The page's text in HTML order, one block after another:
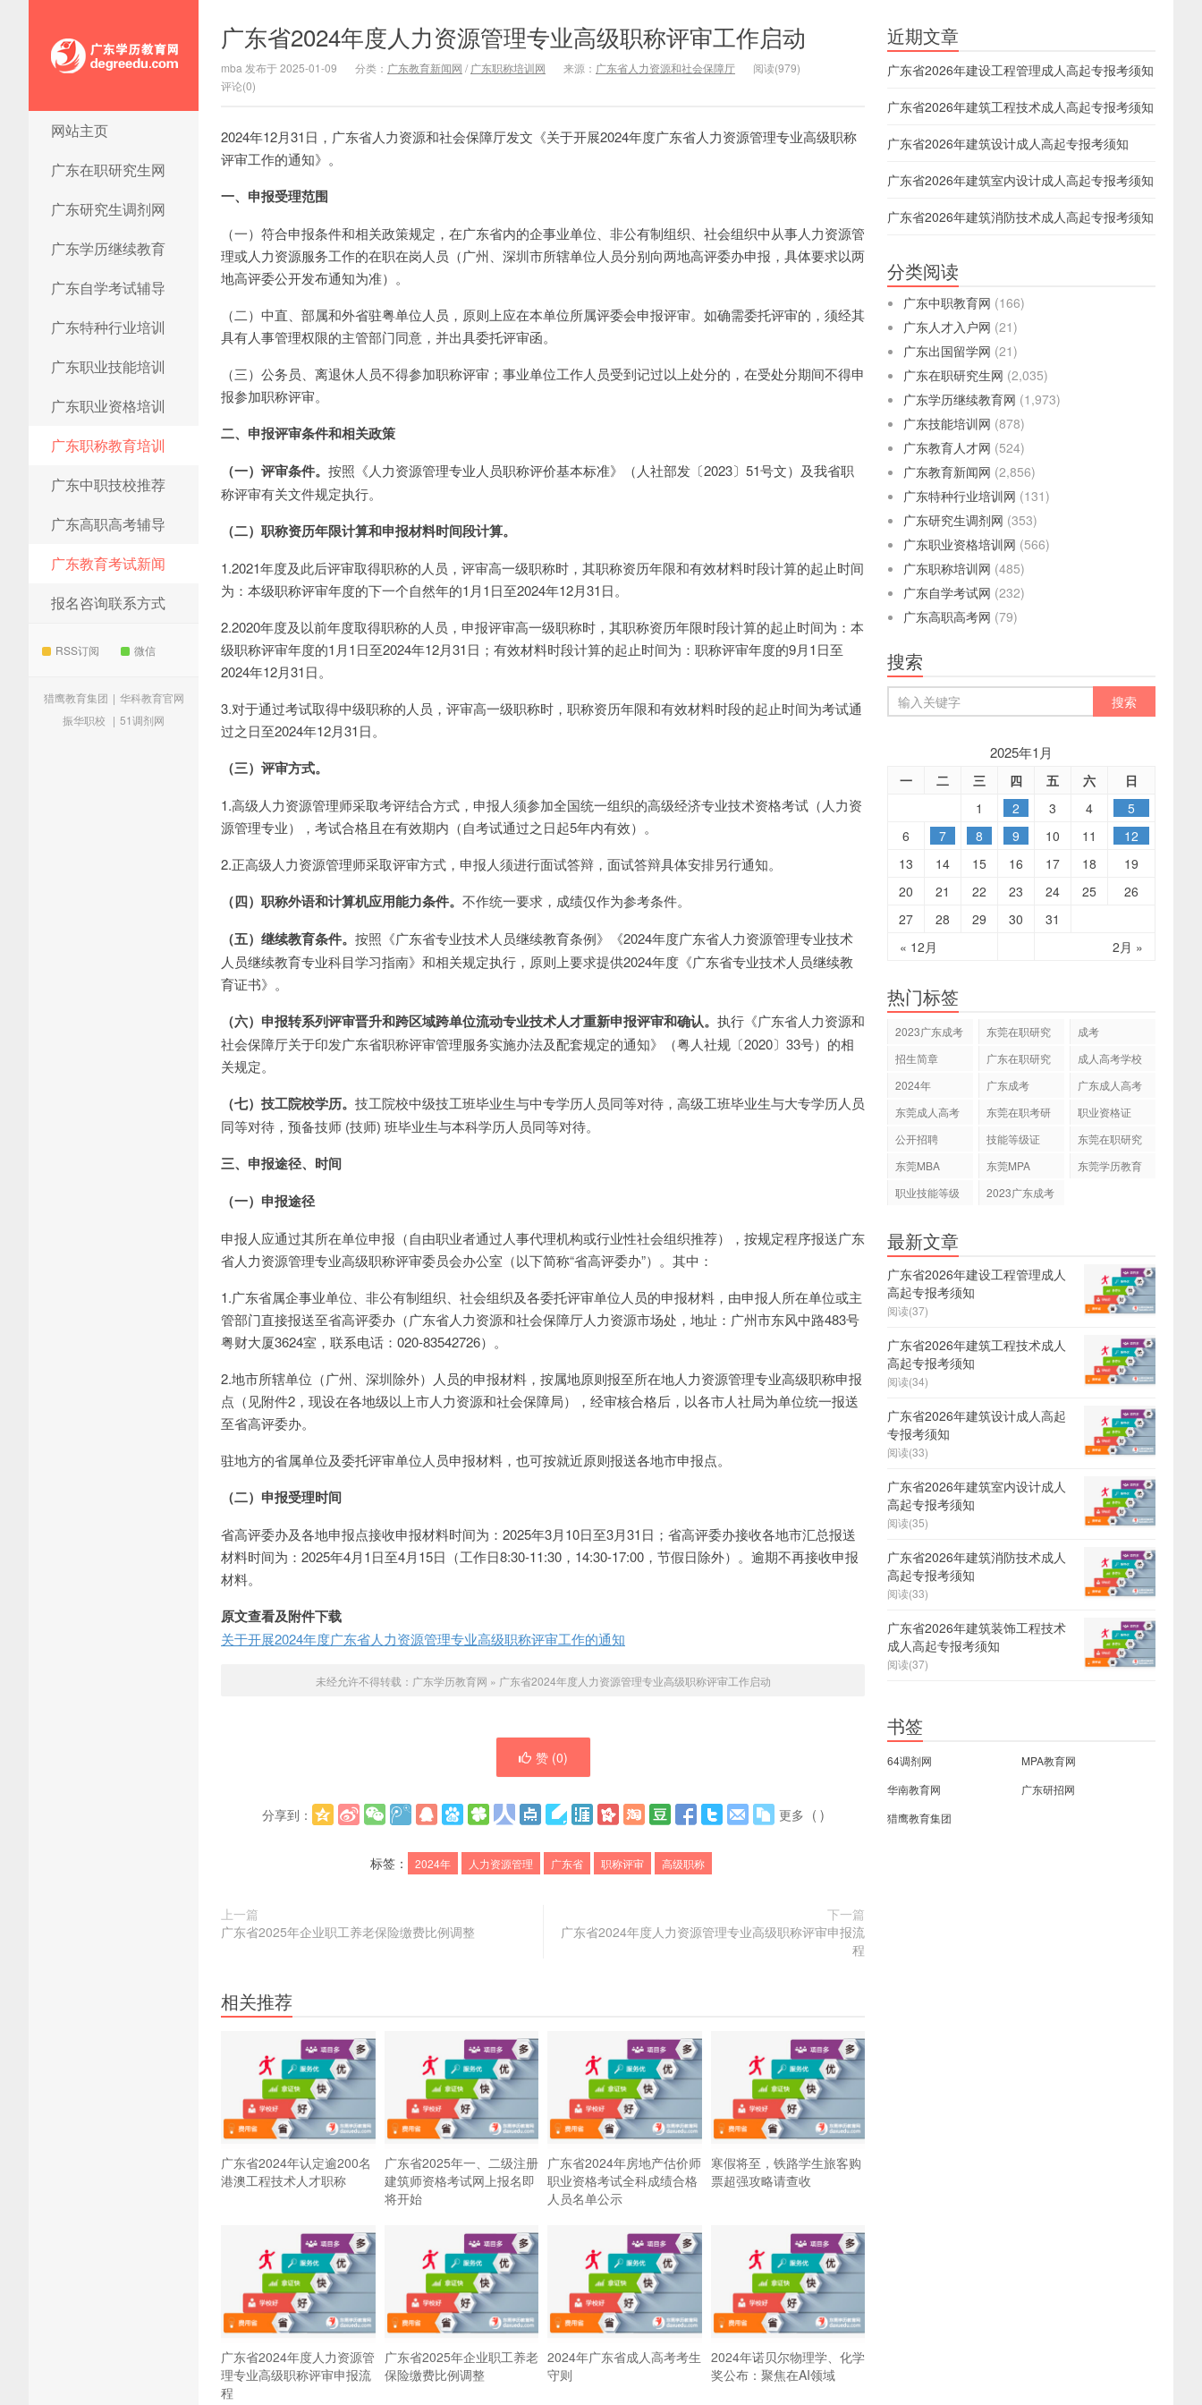
广东学历教育网
网站主页
广东在职研究生网
广东研究生调剂网
广东学历继续教育
广东自学考试辅导
广东特种行业培训
广东职业技能培训
广东职业资格培训
广东职称教育培训
广东中职技校推荐
广东高职高考辅导
广东教育考试新闻
报名咨询联系方式
RSS订阅 微信
猎鹰教育集团 | 华科教育官网
振华职校 | 51调剂网
广东省2024年度人力资源管理专业高级职称评审工作启动
mba 发布于 2025-01-09 分类： 广东教育新闻网 / 广东职称培训网 来源： 广东省人力资源和社会保障厅
阅读(979)
评论(0)
2024年12月31日，广东省人力资源和社会保障厅发文《关于开展2024年度广东省人力资源管理专业高级职称
评审工作的通知》。
一、申报受理范围
（一）符合申报条件和相关政策规定，在广东省内的企事业单位、非公有制组织、社会组织中从事人力资源管
理或人力资源服务工作的在职在岗人员（广州、深圳市所辖单位人员分别向两地高评委办申报，具体要求以两
地高评委公开发布通知为准）。
（二）中直、部属和外省驻粤单位人员，原则上应在本单位所属评委会申报评审。如确需委托评审的，须经其
具有人事管理权限的主管部门同意，并出具委托评审函。
（三）公务员、离退休人员不得参加职称评审；事业单位工作人员受到记过以上处分的，在受处分期间不得申
报参加职称评审。
二、申报评审条件和相关政策
（一）评审条件。 按照《人力资源管理专业人员职称评价基本标准》（人社部发〔2023〕51号文）及我省职
称评审有关文件规定执行。
（二）职称资历年限计算和申报材料时间段计算。
1.2021年度及此后评审取得职称的人员，评审高一级职称时，其职称资历年限和有效材料时段计算的起止时间
为：本级职称评审年度的下一个自然年的1月1日至2024年12月31日。
2.2020年度及以前年度取得职称的人员，申报评审高一级职称时，其职称资历年限时段计算的起止时间为：本
级职称评审年度的1月1日至2024年12月31日；有效材料时段计算的起止时间为：职称评审年度的9月1日至
2024年12月31日。
3.对于通过考试取得中级职称的人员，评审高一级职称时，职称资历年限和有效材料时段的起止时间为考试通
过之日至2024年12月31日。
（三）评审方式。
1.高级人力资源管理师采取考评结合方式，申报人须参加全国统一组织的高级经济专业技术资格考试（人力资
源管理专业），考试合格且在有效期内（自考试通过之日起5年内有效）。
2.正高级人力资源管理师采取评审方式，申报人须进行面试答辩，面试答辩具体安排另行通知。
（四）职称外语和计算机应用能力条件。 不作统一要求，成绩仅作为参考条件。
（五）继续教育条件。 按照《广东省专业技术人员继续教育条例》《2024年度广东省人力资源管理专业技术
人员继续教育专业科目学习指南》和相关规定执行，原则上要求提供2024年度《广东省专业技术人员继续教
育证书》。
（六）申报转系列评审晋升和跨区域跨单位流动专业技术人才重新申报评审和确认。 执行《广东省人力资源和
社会保障厅关于印发广东省职称评审管理服务实施办法及配套规定的通知》（粤人社规〔2020〕33号）的相
关规定。
（七）技工院校学历。 技工院校中级技工班毕业生与中专学历人员同等对待，高级工班毕业生与大专学历人员
同等对待，预备技师 (技师) 班毕业生与本科学历人员同等对待。
三、申报途径、时间
（一）申报途径
申报人应通过其所在单位申报（自由职业者通过人事代理机构或行业性社会组织推荐），按规定程序报送广东
省人力资源管理专业高级职称评审委员会办公室（以下简称“省高评委办”）。其中：
1.广东省属企事业单位、非公有制组织、社会组织及各委托评审单位人员的申报材料，由申报人所在单位或主
管部门直接报送至省高评委办（广东省人力资源和社会保障厅人力资源市场处，地址：广州市东风中路483号
粤财大厦3624室，联系电话：020-83542726）。
2.地市所辖单位（广州、深圳除外）人员的申报材料，按属地原则报至所在地人力资源管理专业高级职称申报
点（见附件2，现设在各地级以上市人力资源和社会保障局），经审核合格后，以各市人社局为单位统一报送
至省高评委办。
驻地方的省属单位及委托评审单位人员申报材料，也可按就近原则报送各地市申报点。
（二）申报受理时间
省高评委办及各地申报点接收申报材料时间为：2025年3月10日至3月31日；省高评委办接收各地市汇总报送
材料时间为：2025年4月1日至4月15日（工作日8:30-11:30，14:30-17:00，节假日除外）。逾期不再接收申报
材料。
原文查看及附件下载
关于开展2024年度广东省人力资源管理专业高级职称评审工作的通知
未经允许不得转载： 广东学历教育网 » 广东省2024年度人力资源管理专业高级职称评审工作启动
赞 (0)
分享到： 更多 ( )
标签： 2024年 人力资源管理 广东省 职称评审 高级职称
上一篇
广东省2025年企业职工养老保险缴费比例调整
下一篇
广东省2024年度人力资源管理专业高级职称评审申报流
程
相关推荐
广东省2024年认定逾200名
港澳工程技术人才职称
广东省2025年一、二级注册
建筑师资格考试网上报名即
将开始
广东省2024年房地产估价师
职业资格考试全科成绩合格
人员名单公示
寒假将至，铁路学生旅客购
票超强攻略请查收
广东省2024年度人力资源管
理专业高级职称评审申报流
程
广东省2025年企业职工养老
保险缴费比例调整
2024年广东省成人高考考生
守则
2024年诺贝尔物理学、化学
奖公布：聚焦在AI领域
近期文章
广东省2026年建设工程管理成人高起专报考须知
广东省2026年建筑工程技术成人高起专报考须知
广东省2026年建筑设计成人高起专报考须知
广东省2026年建筑室内设计成人高起专报考须知
广东省2026年建筑消防技术成人高起专报考须知
分类阅读
广东中职教育网 (166)
广东人才入户网 (21)
广东出国留学网 (21)
广东在职研究生网 (2,035)
广东学历继续教育网 (1,973)
广东技能培训网 (878)
广东教育人才网 (524)
广东教育新闻网 (2,856)
广东特种行业培训网 (131)
广东研究生调剂网 (353)
广东职业资格培训网 (566)
广东职称培训网 (485)
广东自学考试网 (232)
广东高职高考网 (79)
搜索
2025年1月
一 二 三 四 五 六 日
« 12月 2月 »
1 2 3 4
5
6
7 8 9 10 11
12
13
14 15 16 17 18
19
20
21 22 23 24 25
26
27
28 29 30 31
热门标签
2023广东成考
东莞在职研究
成考
招生简章
广东在职研究
成人高考学校
2024年
广东成考
广东成人高考
东莞成人高考
东莞在职考研
职业资格证
公开招聘
技能等级证
东莞在职研究
东莞MBA 东莞MPA
东莞学历教育
职业技能等级
2023广东成考
最新文章
广东省2026年建设工程管理成人
高起专报考须知
阅读(37)
广东省2026年建筑工程技术成人
高起专报考须知
阅读(34)
广东省2026年建筑设计成人高起
专报考须知
阅读(33)
广东省2026年建筑室内设计成人
高起专报考须知
阅读(35)
广东省2026年建筑消防技术成人
高起专报考须知
阅读(33)
广东省2026年建筑装饰工程技术
成人高起专报考须知
阅读(37)
书签
64调剂网
MPA教育网
华南教育网
广东研招网
猎鹰教育集团